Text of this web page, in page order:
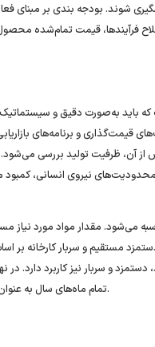
شوند. بودجه ‌بندی بر مبنای
فرآیندها، قیمت تمام‌شده
باید به‌صورت دقیق و
قیمت‌گذاری و برنامه‌های
از آن، ظرفیت تولید بررسی
نیروی انسانی،
می‌شود. مقدار مواد مورد نیاز
مستقیم و سربار کارخانه بر
دستمزد و سربار نیز کاربرد
تمام ماه‌های سال به عنوان مبنای تولید و ارزیابی عملکرد مورد استفاده قرار می‌گیرد.